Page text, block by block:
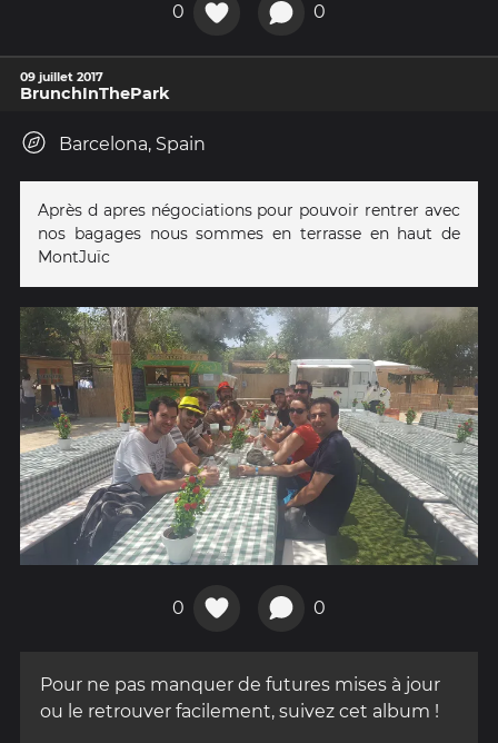
0 0
09 juillet 2017
BrunchInThePark
Barcelona, Spain
Après d apres négociations pour pouvoir rentrer avec
nos bagages nous sommes en terrasse en haut de
MontJuïc
0 0
Pour ne pas manquer de futures mises à jour
ou le retrouver facilement, suivez cet album !